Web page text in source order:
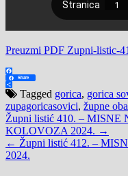
Preuzmi PDF Zupni-listic-
Facebook
Share
ShareTagged gorica, gorica
zupagoricasovici, župne
Navigacija
objava
Župni listić 410. –
KOLOVOZA 2024. →
← Župni listić 412. –
2024.